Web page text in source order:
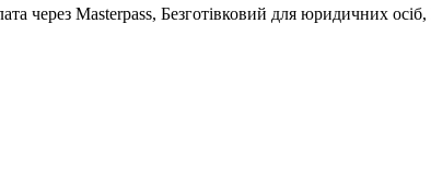
через Masterpass, Безготівковий для юридичних осіб,